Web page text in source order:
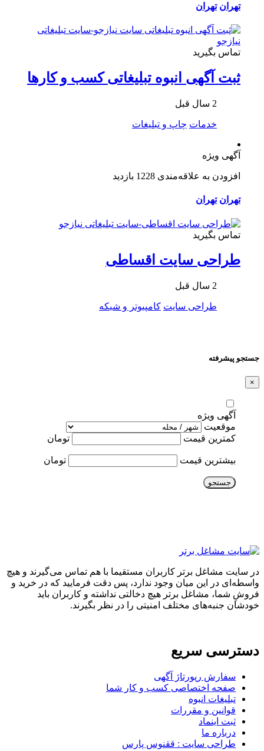
تهران تهران
تماس بگیرید
ثبت آگهی انبوه تبلیغاتی کسب و کارها
2 سال قبل
خدمات چاپ و تبلیغات
آگهی ویژه
افزودن به علاقه‌مندی 1228 بازدید
تهران تهران
تماس بگیرید
طراحی سایت اقساطی
2 سال قبل
طراحی سایت کامپیوتر و شبکه
جستجو پیشرفته
×
آگهی ویژه
موقعیت
کمترین قیمت
تومان
بیشترین قیمت تومان
جستجو
در سایت مشاغل برتر کاربران مستقیما با هم تماس می‌گیرند و هیچ
واسطه‌ای در این میان وجود ندارد، پس دقت فرمایید که در خرید و
فروشِ شما، مشاغل برتر هیچ دخالتی نداشته و کاربران باید
خودشان جنبه‌های مختلف امنیتی را در نظر بگیرند.
دسترسی سریع
سفارش رپورتاژ آگهی
صفحه اختصاصی کسب و کار شما
تبلیغات انبوه
قوانین و مقررات
ثبت اینماد
درباره ما
طراحی سایت : ققنوس پارس